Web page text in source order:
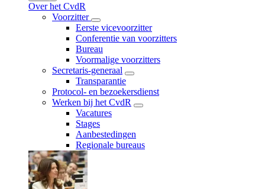
Over het CvdR
Voorzitter
Eerste vicevoorzitter
Conferentie van voorzitters
Bureau
Voormalige voorzitters
Secretaris-generaal
Transparantie
Protocol- en bezoekersdienst
Werken bij het CvdR
Vacatures
Stages
Aanbestedingen
Regionale bureaus